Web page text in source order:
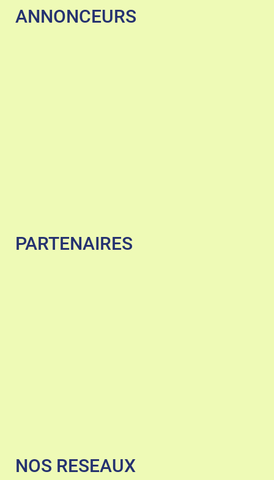
ANNONCEURS
PARTENAIRES
NOS RESEAUX